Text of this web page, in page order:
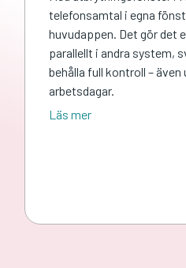
telefonsamtal i egna
huvudappen. Det gör det
parallellt i andra system,
behålla full kontroll –
arbetsdagar.
Läs mer